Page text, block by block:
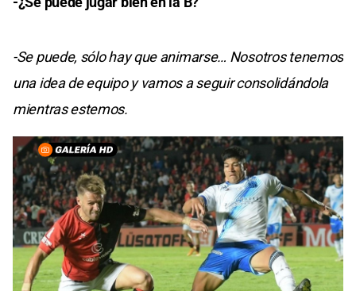
-Se puede, sólo hay que animarse… Nosotros tenemos
una idea de equipo y vamos a seguir consolidándola
mientras estemos.